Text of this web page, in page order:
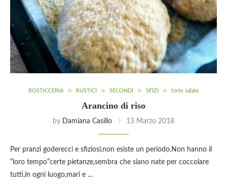
ROSTICCERIA RUSTICI SECONDI SFIZI torte salate
Arancino di riso
by Damiana Casillo 13 Marzo 2018
Per pranzi goderecci e sfiziosi,non esiste un periodo.Non hanno il
“loro tempo”certe pietanze,sembra che siano nate per coccolare
tutti,in ogni luogo,mari e …